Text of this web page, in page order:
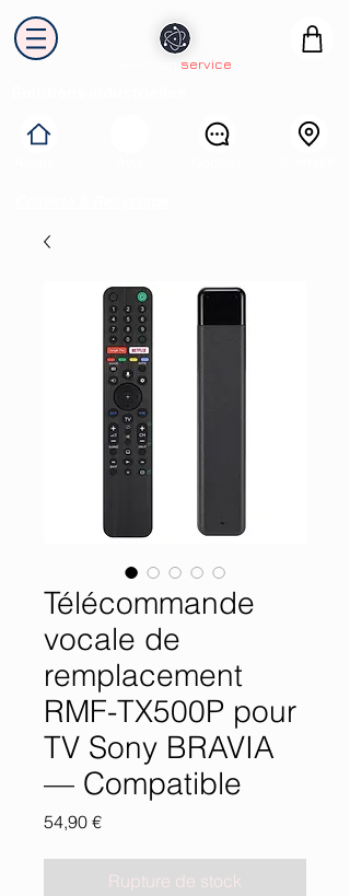
service
Télécommande
vocale de
remplacement
RMF-TX500P pour
TV Sony BRAVIA
— Compatible
54,90 €Prix
Rupture de stock